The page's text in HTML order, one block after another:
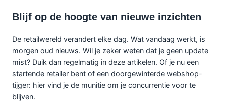
Blijf op de hoogte van nieuwe inzichten
De retailwereld verandert elke dag. Wat vandaag werkt, is
morgen oud nieuws. Wil je zeker weten dat je geen update
mist? Duik dan regelmatig in deze artikelen. Of je nu een
startende retailer bent of een doorgewinterde webshop-
tijger: hier vind je de munitie om je concurrentie voor te
blijven.